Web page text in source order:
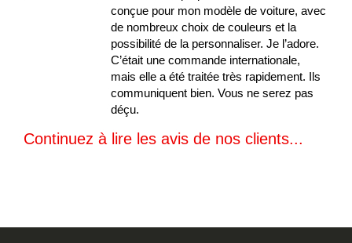
conçue pour mon modèle de voiture, avec
de nombreux choix de couleurs et la
possibilité de la personnaliser. Je l’adore.
C’était une commande internationale,
mais elle a été traitée très rapidement. Ils
communiquent bien. Vous ne serez pas
déçu.
Continuez à lire les avis de nos clients...